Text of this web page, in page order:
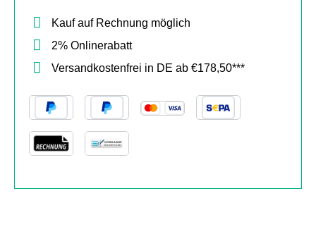
Kauf auf Rechnung möglich
2% Onlinerabatt
Versandkostenfrei in DE ab €178,50***